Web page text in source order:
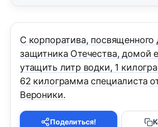
С корпоратива,
защитника Отечества, домой
утащить литр водки, 1
62 килограмма специалиста
Вероники.
Поделиться!